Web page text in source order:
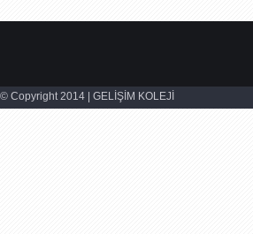
© Copyright 2014 | GELİŞİM KOLEJİ